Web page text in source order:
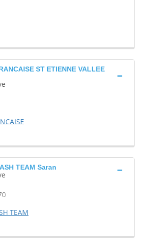
ST ETIENNE VALLEE
TEAM Saran
TEAM